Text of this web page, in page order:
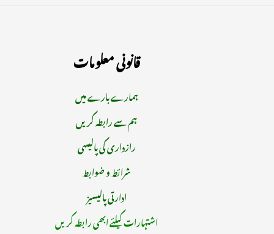
قانونی معلومات
ہمارے بارے میں
ہم سے رابطہ کریں
رازداری کی پالیسی
شرائط و ضوابط
ادارتی پالیسیز
اشتہارات کیلئے ابھی رابطہ کریں